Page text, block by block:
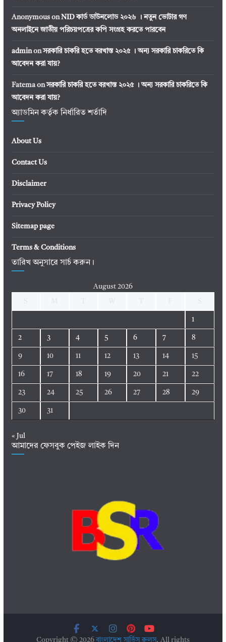
Anonymouson NID কার্ড ডাউনলোড ২০২৬ । নতুন ভোটার গণ
অনলাইনে জাতীয় পরিচয়পত্রের কপি সংগ্রহ করতে পারবেন
adminonসরকারি চাকরি হতে বরখাস্ত ২০২৫ । অন্য সরকারি চাকরিতে কি
আবেদন করা যায়?
Fatemaonসরকারি চাকরি হতে বরখাস্ত ২০২৫ । অন্য সরকারি চাকরিতে কি
আবেদন করা যায়?
অ্যাডমিন কর্তৃক নির্ধারিত শর্তাদি
About Us
Contact Us
Disclaimer
Privacy Policy
Sitemap page
Terms & Conditions
তারিখ অনুসারে সার্চ করুন।
August 2026
1
2 3 4 5 6 7 8
9 10 11 12 13 14 15
16 17 18 19 20 21 22
23 24 25 26 27 28 29
30 31
« Jul
আমাদের ফেসবুক পেইজ লাইক দিন
Copyright © 2026বাংলাদেশ সার্ভিস রুলস. All rights